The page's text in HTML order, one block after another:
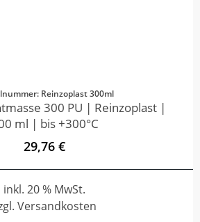
Reinzoplast 300ml
300 PU | Reinzoplast |
ml | bis +300°C
29,76 €
inkl. 20 % MwSt.
Versandkosten